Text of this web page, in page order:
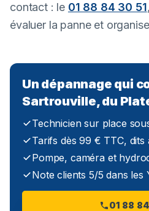
contact : le 01 88 84 30 51
évaluer la panne et
Un dépannage qui
Sartrouville, du
Technicien sur place
Tarifs dès 99 € TTC,
Pompe, caméra et
Note clients 5/5 dans les
01 88